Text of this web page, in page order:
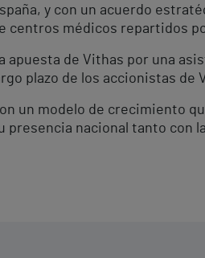
y con un acuerdo
centros médicos repartidos
apuesta de Vithas por una
plazo de los accionistas de
un modelo de crecimiento
presencia nacional tanto con